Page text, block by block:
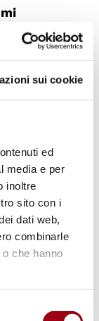
sui cookie
ed
media e per
inoltre
sito con i
dati web,
combinarle
che hanno
delle
con
dei
lo scambio
a diritti
una
alloggio
si